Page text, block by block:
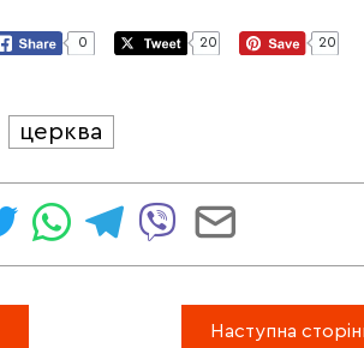
0 20 20
церква
Наступна